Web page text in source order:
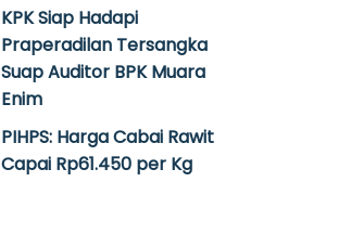
KPK Siap Hadapi
Praperadilan Tersangka
Suap Auditor BPK Muara
Enim
PIHPS: Harga Cabai Rawit
Capai Rp61.450 per Kg